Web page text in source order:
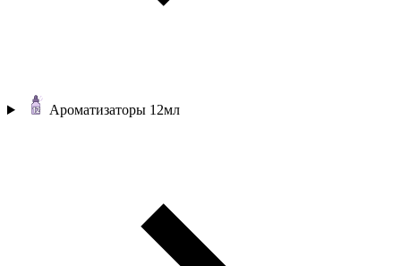
Ароматизаторы 12мл